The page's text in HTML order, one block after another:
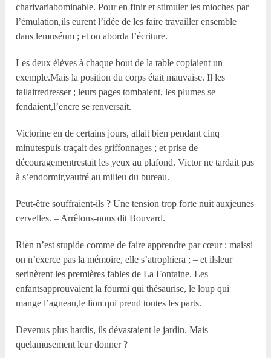
charivariabominable. Pour en finir et stimuler les mioches par
l’émulation,ils eurent l’idée de les faire travailler ensemble
dans lemuséum ; et on aborda l’écriture.
Les deux élèves à chaque bout de la table copiaient un
exemple.Mais la position du corps était mauvaise. Il les
fallaitredresser ; leurs pages tombaient, les plumes se
fendaient,l’encre se renversait.
Victorine en de certains jours, allait bien pendant cinq
minutespuis traçait des griffonnages ; et prise de
découragementrestait les yeux au plafond. Victor ne tardait pas
à s’endormir,vautré au milieu du bureau.
Peut-être souffraient-ils ? Une tension trop forte nuit auxjeunes
cervelles. – Arrêtons-nous dit Bouvard.
Rien n’est stupide comme de faire apprendre par cœur ; maissi
on n’exerce pas la mémoire, elle s’atrophiera ; – et ilsleur
serinèrent les premières fables de La Fontaine. Les
enfantsapprouvaient la fourmi qui thésaurise, le loup qui
mange l’agneau,le lion qui prend toutes les parts.
Devenus plus hardis, ils dévastaient le jardin. Mais
quelamusement leur donner ?